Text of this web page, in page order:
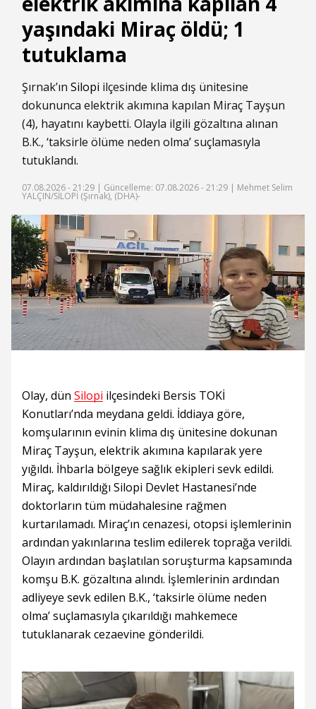
yaşındaki Miraç öldü; 1
tutuklama
Şırnak’ın Silopi ilçesinde klima dış ünitesine
dokununca elektrik akımına kapılan Miraç Tayşun
(4), hayatını kaybetti. Olayla ilgili gözaltına alınan
B.K., ‘taksirle ölüme neden olma’ suçlamasıyla
tutuklandı.
07.08.2026 - 21:29 | Güncelleme: 07.08.2026 - 21:29 | Mehmet Selim
YALÇIN/SİLOPİ (Şırnak), (DHA)-
Olay, dün Silopi ilçesindeki Bersis TOKİ
Konutları’nda meydana geldi. İddiaya göre,
komşularının evinin klima dış ünitesine dokunan
Miraç Tayşun, elektrik akımına kapılarak yere
yığıldı. İhbarla bölgeye sağlık ekipleri sevk edildi.
Miraç, kaldırıldığı Silopi Devlet Hastanesi’nde
doktorların tüm müdahalesine rağmen
kurtarılamadı. Miraç’ın cenazesi, otopsi işlemlerinin
ardından yakınlarına teslim edilerek toprağa verildi.
Olayın ardından başlatılan soruşturma kapsamında
komşu B.K. gözaltına alındı. İşlemlerinin ardından
adliyeye sevk edilen B.K., ‘taksirle ölüme neden
olma’ suçlamasıyla çıkarıldığı mahkemece
tutuklanarak cezaevine gönderildi.